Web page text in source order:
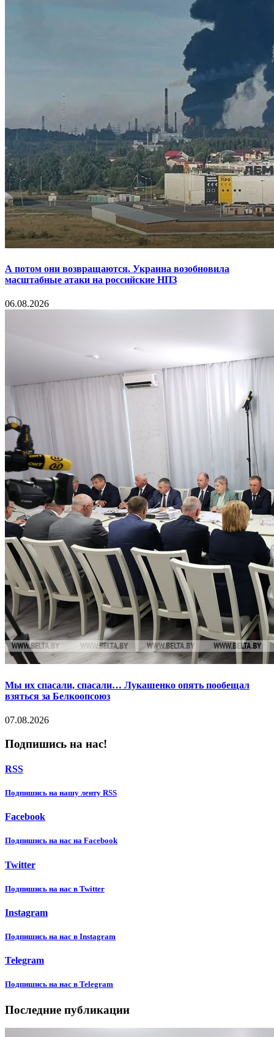
А потом они возвращаются. Украина возобновила
масштабные атаки на российские НПЗ
06.08.2026
Мы их спасали, спасали… Лукашенко опять пообещал
взяться за Белкоопсоюз
07.08.2026
Подпишись на нас!
RSS
Подпишиcь на нашу ленту RSS
Facebook
Подпишиcь на нас на Facebook
Twitter
Подпишиcь на нас в Twitter
Instagram
Подпишиcь на нас в Instagram
Telegram
Подпишиcь на нас в Telegram
Последние публикации